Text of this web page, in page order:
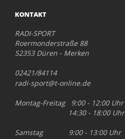
KONTAKT
RADI-SPORT
Roermonderstraße 88
52353 Düren - Merken
02421/84114
radi-sport@t-online.de
Montag-Freitag 9:00 - 12:00 Uhr
14:30 - 18:00 Uhr
Samstag 9:00 - 13:00 Uhr